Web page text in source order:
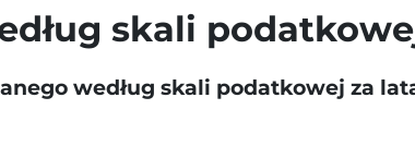
skali
według skali podatkowej za